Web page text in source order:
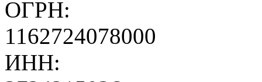
ОГРН:
1162724078000
ИНН: